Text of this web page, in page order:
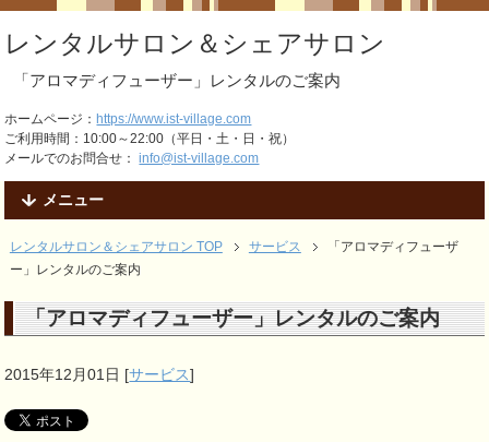
レンタルサロン＆シェアサロン
「アロマディフューザー」レンタルのご案内
ホームページ：https://www.ist-village.com
ご利用時間：10:00～22:00（平日・土・日・祝）
メールでのお問合せ：info@ist-village.com
メニュー
レンタルサロン＆シェアサロン TOP サービス
「アロマディフューザ
ー」レンタルのご案内
「アロマディフューザー」レンタルのご案内
2015年12月01日 [サービス]